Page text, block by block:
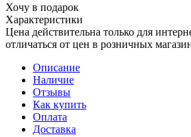
Хочу в подарок
Характеристики
Цена действительна только для
отличаться от цен в розничных
Описание
Наличие
Отзывы
Как купить
Оплата
Доставка